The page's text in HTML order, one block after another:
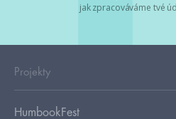
jak zpracováváme tvé
Projekty
HumbookFest